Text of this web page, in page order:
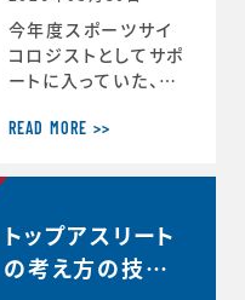
今年度スポーツサイ
コロジストとしてサポ
ートに入っていた、リ
京は最終順位5位と
以降、チーム史上最
◆リーグワン2025-2
6 ディビジョン1 最終
順位5位のお知らせ
READ MORE >>
トップアスリート
の考え方の技術